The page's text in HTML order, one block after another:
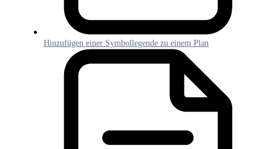
Hinzufügen einer Symbollegende zu einem Plan